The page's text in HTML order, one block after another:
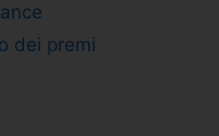
dei premi